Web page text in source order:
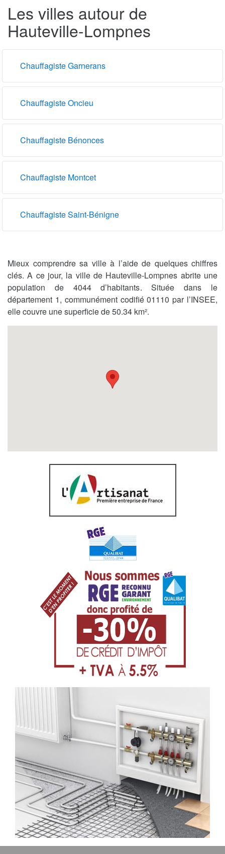
Les villes autour de
Hauteville-Lompnes
Chauffagiste Garnerans
Chauffagiste Oncieu
Chauffagiste Bénonces
Chauffagiste Montcet
Chauffagiste Saint-Bénigne
Mieux comprendre sa ville à l’aide de quelques chiffres
clés. A ce jour, la ville de Hauteville-Lompnes abrite une
population de 4044 d’habitants. Située dans le
département 1, communément codifié 01110 par l’INSEE,
elle couvre une superficie de 50.34 km².